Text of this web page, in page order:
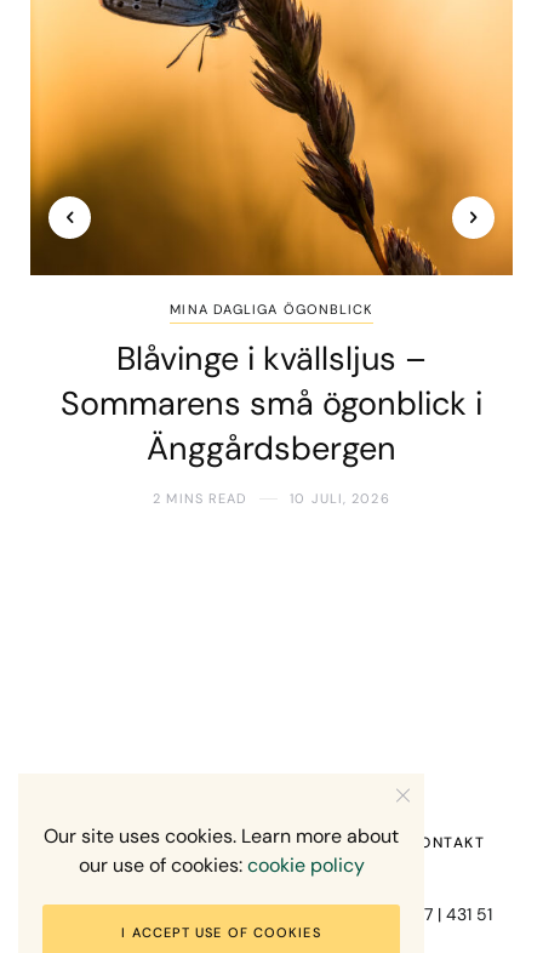
MINA DAGLIGA ÖGONBLICK
Blåvinge i kvällsljus –
Sommarens små ögonblick i
Änggårdsbergen
2 MINS READ 10 JULI, 2026
Fotograf Mikael Svensson | Gundefjällsgatan 407 | 431 51
Mölndal | +46-70-7671863
HEM OM MIG RECENSION OM MIG KONTAKT
Our site uses cookies. Learn more about
our use of cookies:cookie policy
I ACCEPT USE OF COOKIES